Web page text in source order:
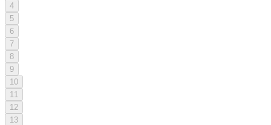
4
5
6
7
8
9
10
11
12
13